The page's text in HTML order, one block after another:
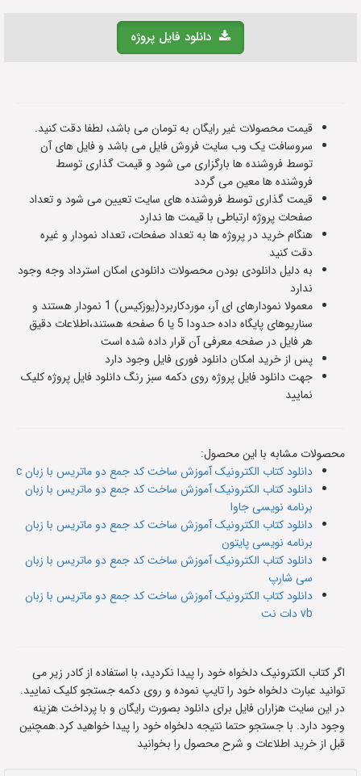
دانلود فایل پروژه
قیمت محصولات غیر رایگان به تومان می باشد، لطفا دقت کنید.
سروسافت یک وب سایت فروش فایل می باشد و فایل های آن
توسط فروشنده ها بارگزاری می شود و قیمت گذاری توسط
فروشنده ها معین می گردد
قیمت گذاری توسط فروشنده های سایت تعیین می شود و تعداد
صفحات پروژه ارتباطی با قیمت ها ندارد
هنگام خرید در پروژه ها به تعداد صفحات، تعداد نمودار و غیره
دقت کنید
به دلیل دانلودی بودن محصولات دانلودی امکان استرداد وجه وجود
ندارد
معمولا نمودارهای ای آر، موردکاربرد(یوزکیس) 1 نمودار هستند و
سناریوهای پایگاه داده حدودا 5 یا 6 صفحه هستند،اطلاعات دقیق
هر فایل در صفحه معرفی آن قرار داده شده است
پس از خرید امکان دانلود فوری فایل وجود دارد
جهت دانلود فایل پروژه روی دکمه سبز رنگ دانلود فایل پروژه کلیک
نمایید
محصولات مشابه با این محصول:
دانلود کتاب الکترونیک آموزش ساخت کد جمع دو ماتریس با زبان c
دانلود کتاب الکترونیک آموزش ساخت کد جمع دو ماتریس با زبان
برنامه نویسی جاوا
دانلود کتاب الکترونیک آموزش ساخت کد جمع دو ماتریس با زبان
برنامه نویسی پایتون
دانلود کتاب الکترونیک آموزش ساخت کد جمع دو ماتریس با زبان
سی شارپ
دانلود کتاب الکترونیک آموزش ساخت کد جمع دو ماتریس با زبان
vb دات نت
اگر کتاب الکترونیک دلخواه خود را پیدا نکردید، با استفاده از کادر زیر می
توانید عبارت دلخواه خود را تایپ نموده و روی دکمه جستجو کلیک نمایید.
در این سایت هزاران فایل برای دانلود بصورت رایگان و با پرداخت هزینه
وجود دارد. با جستجو حتما نتیجه دلخواه خود را پیدا خواهید کرد.همچنین
قبل از خرید اطلاعات و شرح محصول را بخوانید